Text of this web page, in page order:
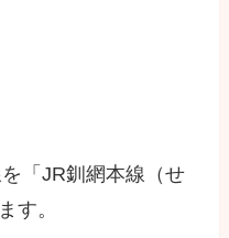
「JR釧網本線（せ
す。